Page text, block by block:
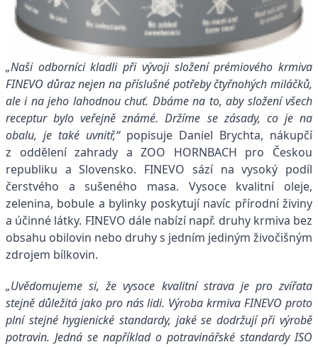
„Naši odborníci kladli při vývoji složení prémiového krmiva
FINEVO důraz nejen na příslušné potřeby čtyřnohých miláčků,
ale i na jeho lahodnou chuť. Dbáme na to, aby složení všech
receptur bylo veřejně známé. Držíme se zásady, co je na
obalu, je také uvnitř,“popisuje Daniel Brychta, nákupčí
z oddělení zahrady a ZOO HORNBACH pro Českou
republiku a Slovensko. FINEVO sází na vysoký podíl
čerstvého a sušeného masa. Vysoce kvalitní oleje,
zelenina, bobule a bylinky poskytují navíc přírodní živiny
a účinné látky. FINEVO dále nabízí např. druhy krmiva bez
obsahu obilovin nebo druhy s jedním jediným živočišným
zdrojem bílkovin.
„Uvědomujeme si, že vysoce kvalitní strava je pro zvířata
stejně důležitá jako pro nás lidi. Výroba krmiva FINEVO proto
plní stejné hygienické standardy, jaké se dodržují při výrobě
potravin. Jedná se například o potravinářské standardy ISO